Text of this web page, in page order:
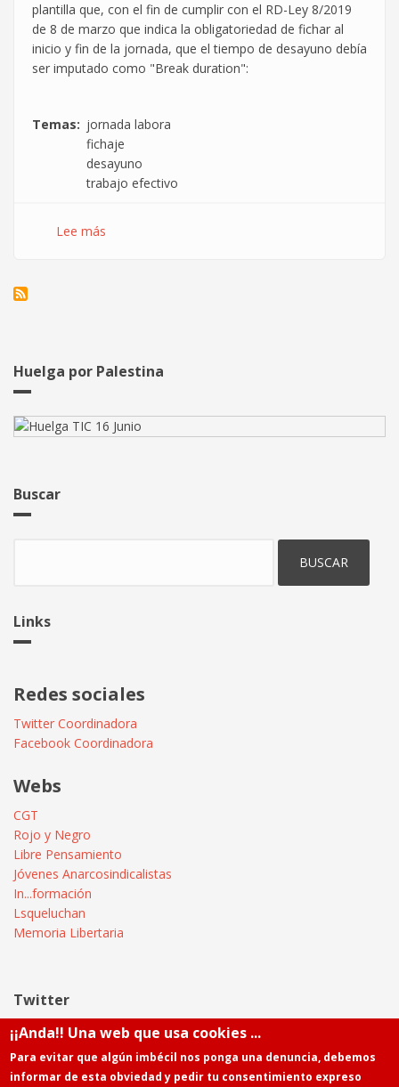
plantilla que, con el fin de cumplir con el RD-Ley 8/2019
de 8 de marzo que indica la obligatoriedad de fichar al
inicio y fin de la jornada, que el tiempo de desayuno debía
ser imputado como "Break duration":
Temas
jornada labora
fichaje
desayuno
trabajo efectivo
Lee más
dentro
efectivo"
Huelga por Palestina
Buscar
Links
Redes sociales
Twitter Coordinadora
Facebook Coordinadora
Webs
CGT
Rojo y Negro
Libre Pensamiento
Jóvenes Anarcosindicalistas
In...formación
Lsqueluchan
Memoria Libertaria
Twitter
Tweets by @Informatica_CGT
¡¡Anda!! Una web que usa cookies ...
Para evitar que algún imbécil nos ponga una denuncia, debemos
informar de esta obviedad y pedir tu consentimiento expreso